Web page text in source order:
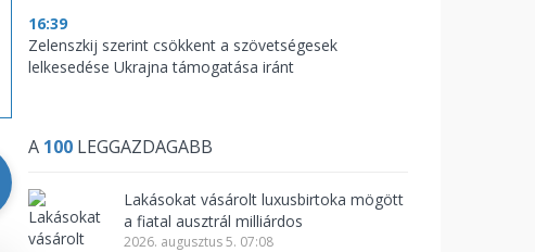
16:39
Zelenszkij szerint csökkent a szövetségesek
lelkesedése Ukrajna támogatása iránt
A 100 LEGGAZDAGABB
Lakásokat vásárolt luxusbirtoka mögött
a fiatal ausztrál milliárdos
2026. augusztus 5. 07:08